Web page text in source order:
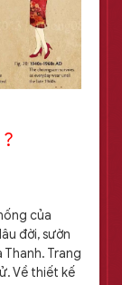
của
đời, sườn
Trang
Về thiết kế